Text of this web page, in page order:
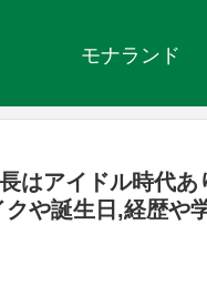
モナランド
はアイドル時代あ
クや誕生日,経歴や